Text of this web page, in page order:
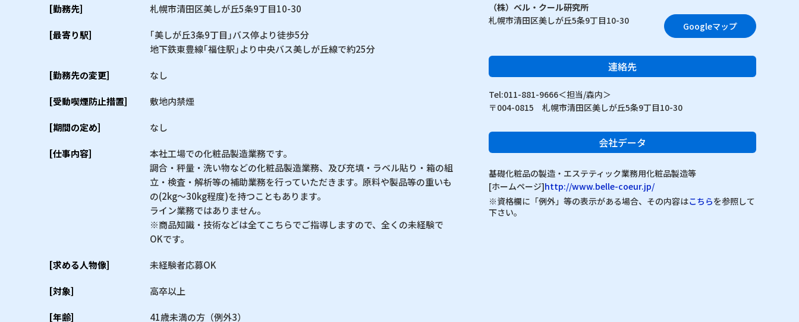
[勤務先] 札幌市清田区美しが丘5条9丁目10-30
[最寄り駅]
｢美しが丘3条9丁目｣バス停より徒歩5分
地下鉄東豊線｢福住駅｣より中央バス美しが丘線で約25分
[勤務先の変更] なし
[受動喫煙防止措置] 敷地内禁煙
[期間の定め] なし
[仕事内容]
本社工場での化粧品製造業務です。
調合・秤量・洗い物などの化粧品製造業務、及び充填・ラベル貼り・箱の組
立・検査・解析等の補助業務を行っていただきます。原料や製品等の重いも
の(2kg〜30kg程度)を持つこともあります。
ライン業務ではありません。
※商品知識・技術などは全てこちらでご指導しますので、全くの未経験で
OKです。
[求める人物像] 未経験者応募OK
[対象] 高卒以上
[年齢]
41歳未満の方（例外3）
（株）ベル・クール研究所
札幌市清田区美しが丘5条9丁目10-30
Googleマップ
連絡先
Tel:011-881-9666＜担当/森内＞
〒004-0815 札幌市清田区美しが丘5条9丁目10-30
会社データ
基礎化粧品の製造・エステティック業務用化粧品製造等
[ホームページ]http://www.belle-coeur.jp/
※資格欄に「例外」等の表示がある場合、その内容はこちらを参照して
下さい。